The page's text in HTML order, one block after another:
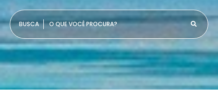
O QUE VOCÊ PROCURA?